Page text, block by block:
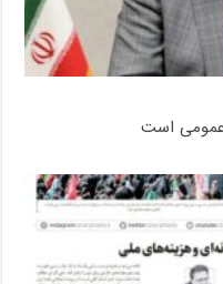
عمومی است